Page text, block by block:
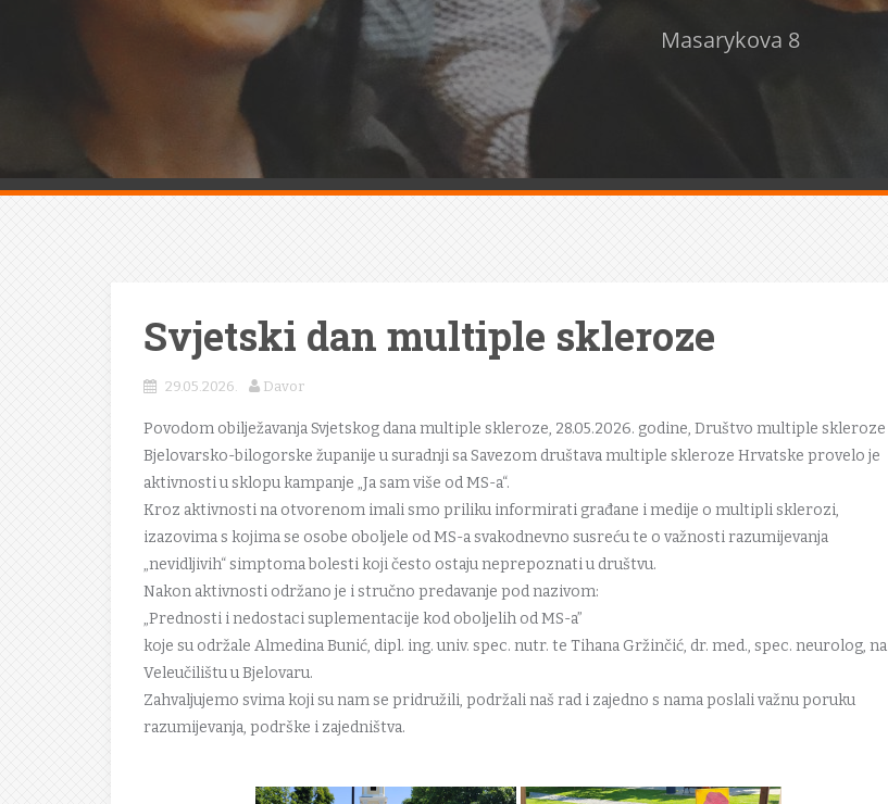
Masarykova 8
Svjetski dan multiple skleroze
29.05.2026. Davor
Povodom obilježavanja Svjetskog dana multiple skleroze, 28.05.2026. godine, Društvo multiple skleroze
Bjelovarsko-bilogorske županije u suradnji sa Savezom društava multiple skleroze Hrvatske provelo je
aktivnosti u sklopu kampanje „Ja sam više od MS-a“.
Kroz aktivnosti na otvorenom imali smo priliku informirati građane i medije o multipli sklerozi,
izazovima s kojima se osobe oboljele od MS-a svakodnevno susreću te o važnosti razumijevanja
„nevidljivih“ simptoma bolesti koji često ostaju neprepoznati u društvu.
Nakon aktivnosti održano je i stručno predavanje pod nazivom:
„Prednosti i nedostaci suplementacije kod oboljelih od MS-a”
koje su održale Almedina Bunić, dipl. ing. univ. spec. nutr. te Tihana Gržinčić, dr. med., spec. neurolog, na
Veleučilištu u Bjelovaru.
Zahvaljujemo svima koji su nam se pridružili, podržali naš rad i zajedno s nama poslali važnu poruku
razumijevanja, podrške i zajedništva.